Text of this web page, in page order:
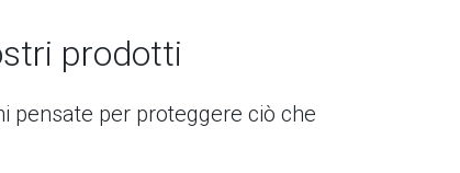
prodotti
pensate per proteggere ciò che